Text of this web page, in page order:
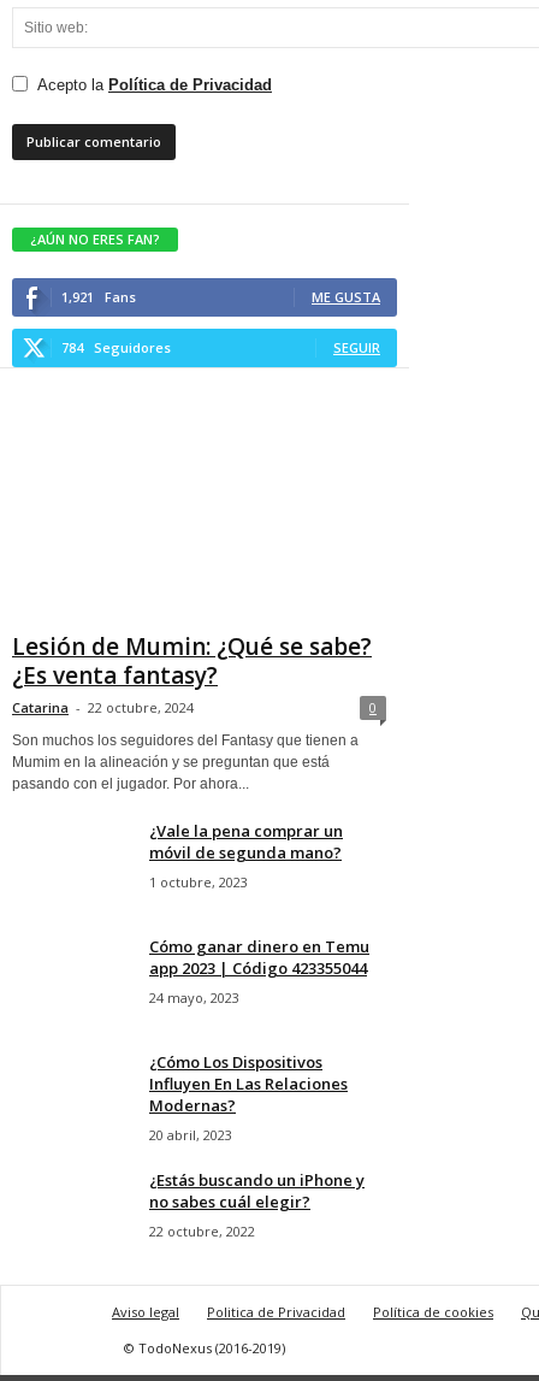
Acepto la Política de Privacidad
¿AÚN NO ERES FAN?
1,921 Fans ME GUSTA
784 Seguidores SEGUIR
Lesión de Mumin: ¿Qué se sabe?
¿Es venta fantasy?
Catarina - 22 octubre, 2024 0
Son muchos los seguidores del Fantasy que tienen a
Mumim en la alineación y se preguntan que está
pasando con el jugador. Por ahora...
¿Vale la pena comprar un
móvil de segunda mano?
1 octubre, 2023
Cómo ganar dinero en Temu
app 2023 | Código 423355044
24 mayo, 2023
¿Cómo Los Dispositivos
Influyen En Las Relaciones
Modernas?
20 abril, 2023
¿Estás buscando un iPhone y
no sabes cuál elegir?
22 octubre, 2022
Aviso legal Politica de Privacidad Política de cookies
© TodoNexus (2016-2019)